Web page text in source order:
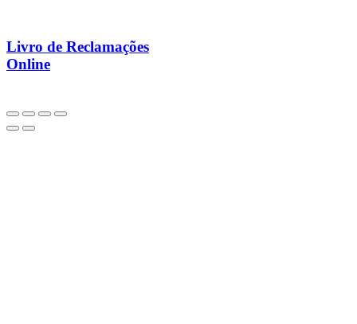
Livro de Reclamações
Online